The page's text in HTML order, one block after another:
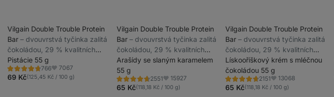
Vilgain Double Trouble Protein
Bar ⁠–⁠ dvouvrstvá tyčinka zalitá
čokoládou, 29 % kvalitních
bílkovin, bez konzervantů a
barviv
Pistácie 55 g
766
Hodnocení
4.7/5,
766
Oblíbené
7067
69 Kč(125,45 Kč / 100 g)
Vilgain Double Trouble Protein
Bar ⁠–⁠ dvouvrstvá tyčinka zalitá
čokoládou, 29 % kvalitních
bílkovin, bez konzervantů a
barviv
Arašídy se slaným karamelem
55 g
2551
Hodnocení
4.7/5,
2551
Oblíbené
15927
65 Kč(118,18 Kč / 100 g)
Vilgain Double Trouble Protein
Bar⁠–⁠ dvouvrstvá tyčinka zalitá
čokoládou, 29 % kvalitních
bílkovin, bez konzervantů a
barviv
Lískooříškový krém s mléčnou
čokoládou 55 g
2151
Hodnocení
4.7/5,
2151
Oblíbené
13068
65 Kč(118,18 Kč / 100 g)